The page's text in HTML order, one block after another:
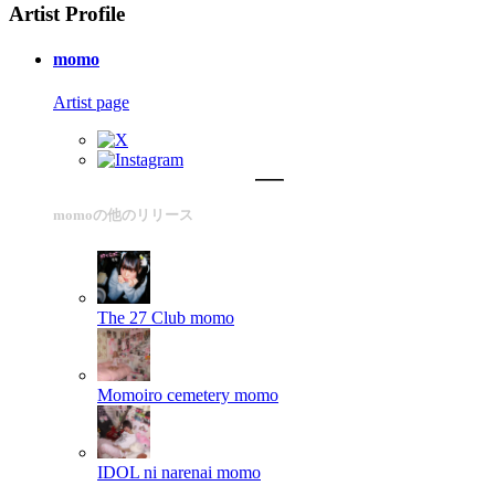
Artist Profile
momo
Artist page
momoの他のリリース
The 27 Club momo
Momoiro cemetery momo
IDOL ni narenai momo